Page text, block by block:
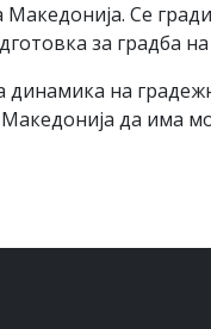
Се
за градба
на
да има